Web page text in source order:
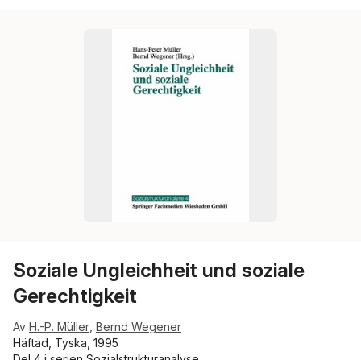
Soziale Ungleichheit und soziale
Gerechtigkeit
Av H.-P. Müller Bernd Wegener
Häftad, Tyska, 1995